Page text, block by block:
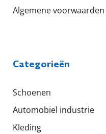
Algemene voorwaarden
Categorieën
Schoenen
Automobiel industrie
Kleding